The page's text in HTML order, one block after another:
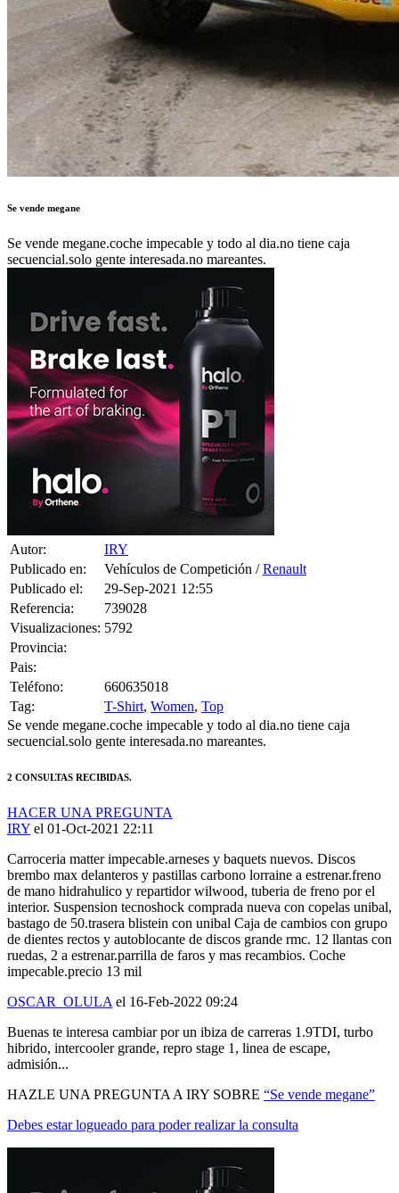
Se vende megane
Se vende megane.coche impecable y todo al dia.no tiene caja
secuencial.solo gente interesada.no mareantes.
Autor:
IRY
Publicado en:
Vehículos de Competición /Renault
Publicado el:
29-Sep-2021 12:55
Referencia:
739028
Visualizaciones: 5792
Provincia:
Pais:
Teléfono:
660635018
Tag:
T-Shirt, Women, Top
Se vende megane.coche impecable y todo al dia.no tiene caja
secuencial.solo gente interesada.no mareantes.
2 CONSULTAS RECIBIDAS.
HACER UNA PREGUNTA
IRY el 01-Oct-2021 22:11
Carroceria matter impecable.arneses y baquets nuevos. Discos
brembo max delanteros y pastillas carbono lorraine a estrenar.freno
de mano hidrahulico y repartidor wilwood, tuberia de freno por el
interior. Suspension tecnoshock comprada nueva con copelas unibal,
bastago de 50.trasera blistein con unibal Caja de cambios con grupo
de dientes rectos y autoblocante de discos grande rmc. 12 llantas con
ruedas, 2 a estrenar.parrilla de faros y mas recambios. Coche
impecable.precio 13 mil
OSCAR_OLULA el 16-Feb-2022 09:24
Buenas te interesa cambiar por un ibiza de carreras 1.9TDI, turbo
hibrido, intercooler grande, repro stage 1, linea de escape,
admisión...
HAZLE UNA PREGUNTA A IRY SOBRE “Se vende megane”
Debes estar logueado para poder realizar la consulta